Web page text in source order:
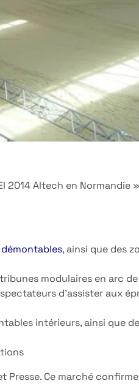
2014 Altech en Normandie
, ainsi que des
modulaires en arc
d’assister aux
intérieurs, ainsi que
Presse. Ce marché